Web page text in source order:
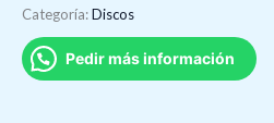
Categoría:Discos
Pedir más información